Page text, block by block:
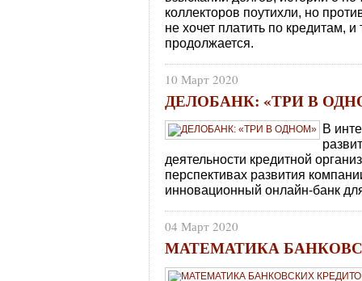
коллекторов поутихли, но
не хочет платить по кредитам,
продолжается.
10 Март 2020
ДЕЛОБАНК: «ТРИ В
В
деятельности кредитной
перспективах развития
инновационный онлайн-банк
04 Март 2020
МАТЕМАТИКА